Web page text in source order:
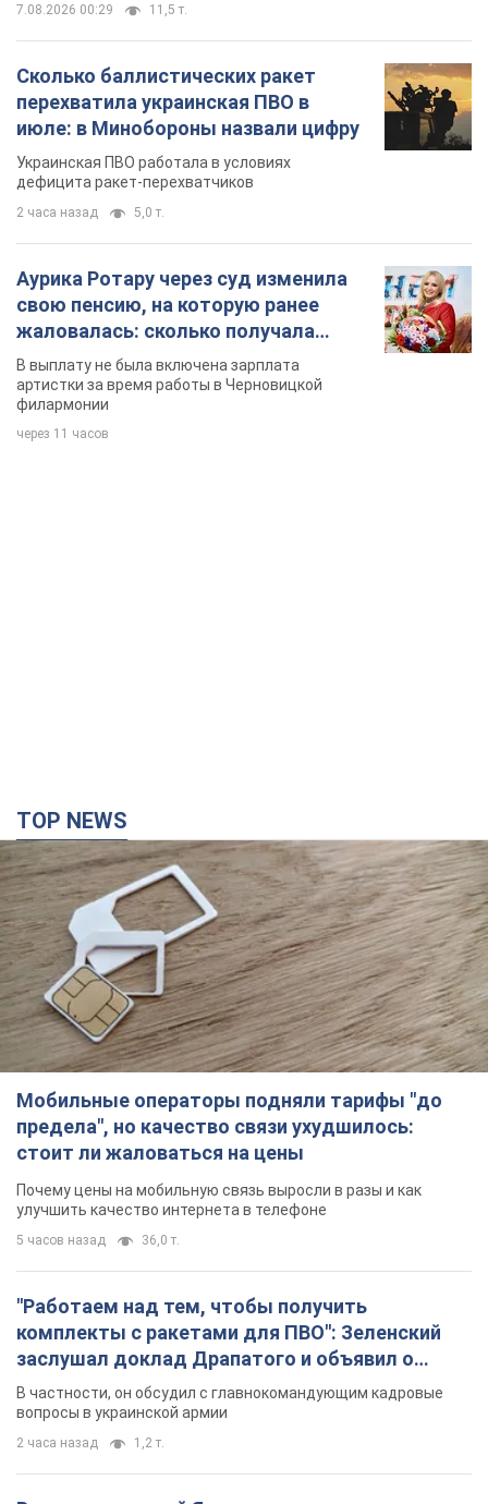
7.08.2026 00:29 11,5 т.
Сколько баллистических ракет
перехватила украинская ПВО в
июле: в Минобороны назвали цифру
Украинская ПВО работала в условиях
дефицита ракет-перехватчиков
2 часа назад 5,0 т.
Аурика Ротару через суд изменила
свою пенсию, на которую ранее
жаловалась: сколько получала
певица
В выплату не была включена зарплата
артистки за время работы в Черновицкой
филармонии
через 11 часов
TOP NEWS
Мобильные операторы подняли тарифы "до
предела", но качество связи ухудшилось:
стоит ли жаловаться на цены
Почему цены на мобильную связь выросли в разы и как
улучшить качество интернета в телефоне
5 часов назад 36,0 т.
"Работаем над тем, чтобы получить
комплекты с ракетами для ПВО": Зеленский
заслушал доклад Драпатого и объявил о
новых мерах
В частности, он обсудил с главнокомандующим кадровые
вопросы в украинской армии
2 часа назад 1,2 т.